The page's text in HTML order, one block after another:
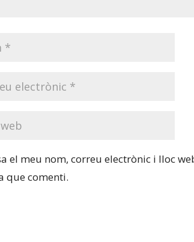
el meu nom, correu electrònic i lloc
que comenti.